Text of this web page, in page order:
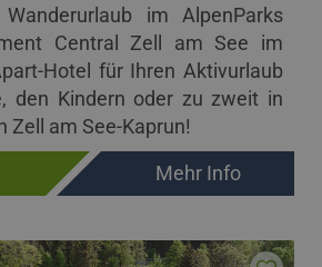
Wanderurlaub im AlpenParks
Central Zell am See im
Hotel für Ihren Aktivurlaub
den Kindern oder zu zweit in
Zell am See-Kaprun!
Mehr Info